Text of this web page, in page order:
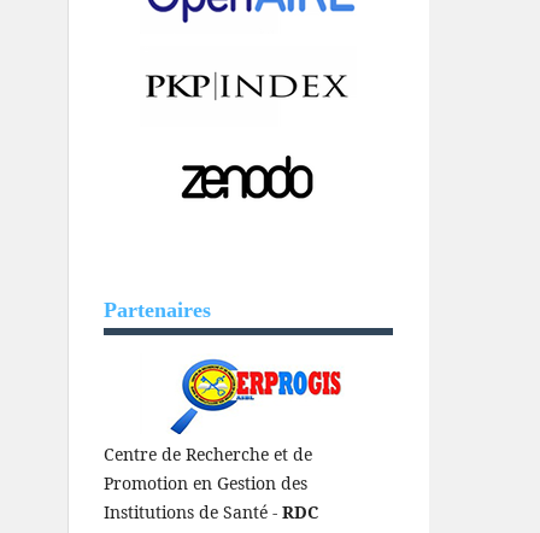
Partenaires
Centre de Recherche et de
Promotion en Gestion des
Institutions de Santé - RDC